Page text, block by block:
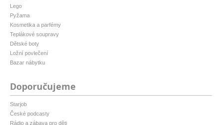
Lego
Pyžama
Kosmetika a parfémy
Teplákové soupravy
Dětské boty
Ložní povlečení
Bazar nábytku
Doporučujeme
Starjob
České podcasty
Rádio a zábava pro děti